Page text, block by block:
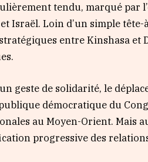
tendu, marqué par
Israël. Loin d’un simple
entre Kinshasa et
geste de solidarité, le
démocratique du
au Moyen-Orient. Mais
progressive des